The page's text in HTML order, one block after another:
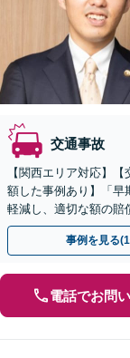
交通事故
【関西エリア対応】
額した事例あり】「早
軽減し、適切な額の賠
まな角度から示談の提
事例を見る
電話でお問